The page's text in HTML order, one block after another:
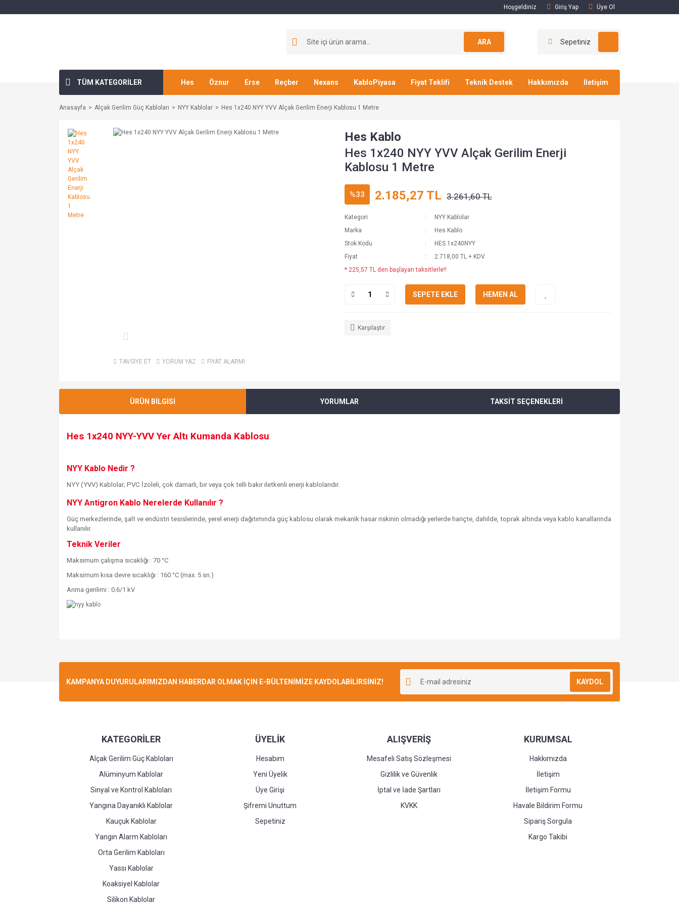
Hoşgeldiniz Giriş Yap Üye Ol
ARA Sepetiniz
TÜM KATEGORİLER Hes Öznur Erse Reçber Nexans KabloPiyasa Fiyat Teklifi Teknik Destek Hakkımızda İletişim
Anasayfa Alçak Gerilim Güç Kabloları NYY Kablolar Hes 1x240 NYY YVV Alçak Gerilim Enerji Kablosu 1 Metre
TAVSİYE ET YORUM YAZ FİYAT ALARMI
Hes Kablo
Hes 1x240 NYY YVV Alçak Gerilim Enerji
Kablosu 1 Metre
%33 2.185,27 TL 3.261,60 TL
Kategori
NYY Kablolar
Marka
Hes Kablo
Stok Kodu
HES 1x240NYY
Fiyat
2.718,00 TL + KDV
* 225,57 TL den başlayan taksitlerle!!
SEPETE EKLE HEMEN AL
Karşılaştır
ÜRÜN BİLGİSİ YORUMLAR TAKSİT SEÇENEKLERİ
Hes 1x240 NYY-YVV Yer Altı Kumanda Kablosu
NYY Kablo Nedir ?
NYY (YVV) Kablolar; PVC İzoleli, çok damarlı, bir veya çok telli bakır iletkenli enerji kablolarıdır.
NYY Antigron Kablo Nerelerde Kullanılır ?
Güç merkezlerinde, şalt ve endüstri tesislerinde, yerel enerji dağıtımında güç kablosu olarak mekanik hasar riskinin olmadığı yerlerde hariçte, dahilde, toprak altında veya kablo kanallarında
kullanılır.
Teknik Veriler
Maksimum çalışma sıcaklığı : 70 °C
Maksimum kısa devre sıcaklığı : 160 °C (max. 5 sn.)
Anma gerilimi : 0.6/1 kV
KAMPANYA DUYURULARIMIZDAN HABERDAR OLMAK İÇİN E-BÜLTENİMİZE KAYDOLABİLİRSİNİZ! KAYDOL
KATEGORİLER
Alçak Gerilim Güç Kabloları
Alüminyum Kablolar
Sinyal ve Kontrol Kabloları
Yangına Dayanıklı Kablolar
Kauçuk Kablolar
Yangın Alarm Kabloları
Orta Gerilim Kabloları
Yassı Kablolar
Koaksiyel Kablolar
Silikon Kablolar
ÜYELİK
Hesabım
Yeni Üyelik
Üye Girişi
Şifremi Unuttum
Sepetiniz
ALIŞVERİŞ
Mesafeli Satış Sözleşmesi
Gizlilik ve Güvenlik
İptal ve İade Şartları
KVKK
KURUMSAL
Hakkımızda
İletişim
İletişim Formu
Havale Bildirim Formu
Sipariş Sorgula
Kargo Takibi